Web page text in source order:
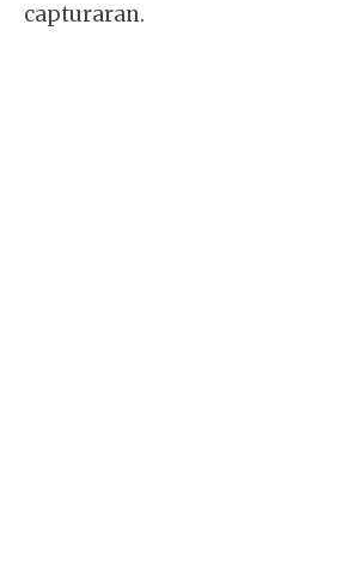
capturaran.